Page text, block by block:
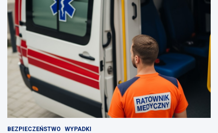
BEZPIECZEŃSTWO WYPADKI